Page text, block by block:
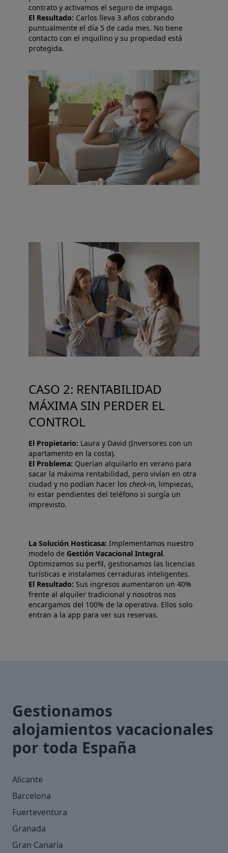
contrato y activamos el seguro de impago.
El Resultado: Carlos lleva 3 años cobrando
puntualmente el día 5 de cada mes. No tiene
contacto con el inquilino y su propiedad está
protegida.
CASO 2: RENTABILIDAD
MÁXIMA SIN PERDER EL
CONTROL
El Propietario: Laura y David (Inversores con un
apartamento en la costa).
El Problema: Querían alquilarlo en verano para
sacar la máxima rentabilidad, pero vivían en otra
ciudad y no podían hacer los check-in, limpiezas,
ni estar pendientes del teléfono si surgía un
imprevisto.
La Solución Hosticasa: Implementamos nuestro
modelo de Gestión Vacacional Integral.
Optimizamos su perfil, gestionamos las licencias
turísticas e instalamos cerraduras inteligentes.
El Resultado: Sus ingresos aumentaron un 40%
frente al alquiler tradicional y nosotros nos
encargamos del 100% de la operativa. Ellos solo
entran a la app para ver sus reservas.
Gestionamos
alojamientos vacacionales
por toda España
Alicante
Barcelona
Fuerteventura
Granada
Gran Canaria